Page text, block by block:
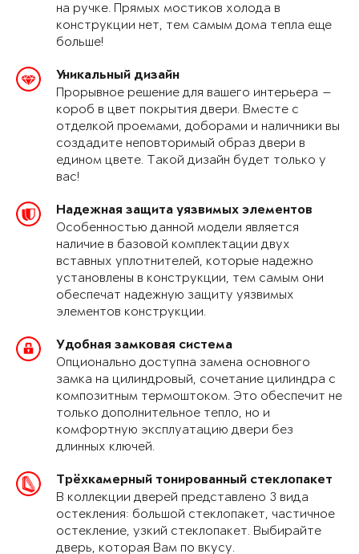
на ручке. Прямых мостиков холода в
конструкции нет, тем самым дома тепла еще
больше!
Уникальный дизайн
Прорывное решение для вашего интерьера —
короб в цвет покрытия двери. Вместе с
отделкой проемами, доборами и наличники вы
создадите неповторимый образ двери в
едином цвете. Такой дизайн будет только у
вас!
Надежная защита уязвимых элементов
Особенностью данной модели является
наличие в базовой комплектации двух
вставных уплотнителей, которые надежно
установлены в конструкции, тем самым они
обеспечат надежную защиту уязвимых
элементов конструкции.
Удобная замковая система
Опционально доступна замена основного
замка на цилиндровый, сочетание цилиндра с
композитным термоштоком. Это обеспечит не
только дополнительное тепло, но и
комфортную эксплуатацию двери без
длинных ключей.
Трёхкамерный тонированный стеклопакет
В коллекции дверей представлено 3 вида
остекления: большой стеклопакет, частичное
остекление, узкий стеклопакет. Выбирайте
дверь, которая Вам по вкусу.